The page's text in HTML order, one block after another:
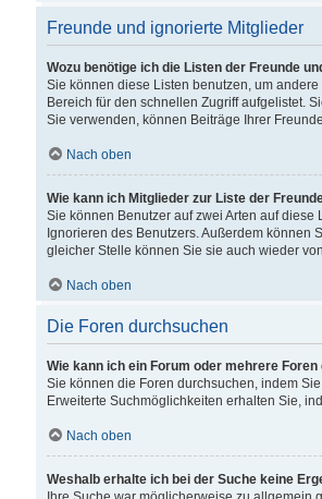
Freunde und ignorierte Mitglieder
Wozu benötige ich die Listen der Freunde
Sie können diese Listen benutzen, um
Bereich für den schnellen Zugriff aufgelistet.
Sie verwenden, können Beiträge Ihrer
Nach oben
Wie kann ich Mitglieder zur Liste der
Sie können Benutzer auf zwei Arten auf
Ignorieren des Benutzers. Außerdem
gleicher Stelle können Sie sie auch wieder
Nach oben
Die Foren durchsuchen
Wie kann ich ein Forum oder mehrere
Sie können die Foren durchsuchen, indem
Erweiterte Suchmöglichkeiten erhalten Sie,
Nach oben
Weshalb erhalte ich bei der Suche keine